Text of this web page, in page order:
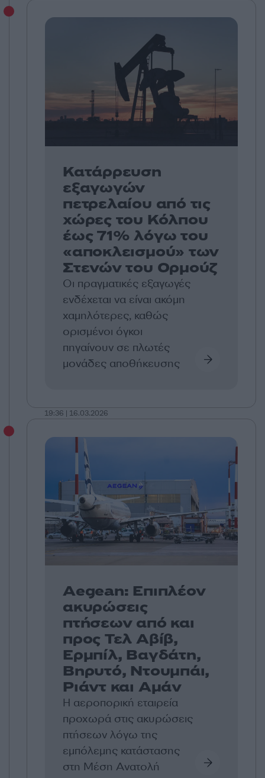
Κατάρρευση
εξαγωγών
πετρελαίου από τις
χώρες του Κόλπου
έως 71% λόγω του
«αποκλεισμού» των
Στενών του Ορμούζ
Οι πραγματικές εξαγωγές
ενδέχεται να είναι ακόμη
χαμηλότερες, καθώς
ορισμένοι όγκοι
πηγαίνουν σε πλωτές
μονάδες αποθήκευσης
19:36 | 16.03.2026
Aegean: Επιπλέον
ακυρώσεις
πτήσεων από και
προς Τελ Αβίβ,
Ερμπίλ, Βαγδάτη,
Βηρυτό, Ντουμπάι,
Ριάντ και Αμάν
Η αεροπορική εταιρεία
προχωρά στις ακυρώσεις
πτήσεων λόγω της
εμπόλεμης κατάστασης
στη Μέση Ανατολή